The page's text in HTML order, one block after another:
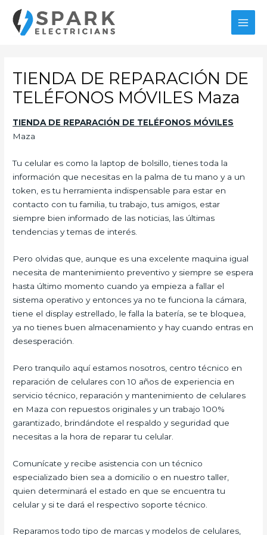
contenido
TIENDA DE REPARACIÓN DE
TELÉFONOS MÓVILES Maza
TIENDA DE REPARACIÓN DE TELÉFONOS MÓVILES
Maza
Tu celular es como la laptop de bolsillo, tienes toda la
información que necesitas en la palma de tu mano y a un
token, es tu herramienta indispensable para estar en
contacto con tu familia, tu trabajo, tus amigos, estar
siempre bien informado de las noticias, las últimas
tendencias y temas de interés.
Pero olvidas que, aunque es una excelente maquina igual
necesita de mantenimiento preventivo y siempre se espera
hasta último momento cuando ya empieza a fallar el
sistema operativo y entonces ya no te funciona la cámara,
tiene el display estrellado, le falla la batería, se te bloquea,
ya no tienes buen almacenamiento y hay cuando entras en
desesperación.
Pero tranquilo aquí estamos nosotros, centro técnico en
reparación de celulares con 10 años de experiencia en
servicio técnico, reparación y mantenimiento de celulares
en Maza con repuestos originales y un trabajo 100%
garantizado, brindándote el respaldo y seguridad que
necesitas a la hora de reparar tu celular.
Comunícate y recibe asistencia con un técnico
especializado bien sea a domicilio o en nuestro taller,
quien determinará el estado en que se encuentra tu
celular y si te dará el respectivo soporte técnico.
Reparamos todo tipo de marcas y modelos de celulares,